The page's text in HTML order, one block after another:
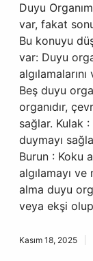
Duyu
var, fakat
Bu konuyu
var: Duyu
Beş duyu
organıdır,
sağlar. Kulak
duymayı
Burun : Koku
algılamayı
alma duyu
veya ekşi olup
Kasım 18, 2025